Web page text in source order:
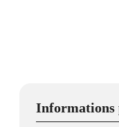
Informations